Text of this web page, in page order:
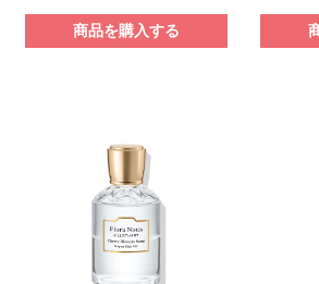
商品を購入する